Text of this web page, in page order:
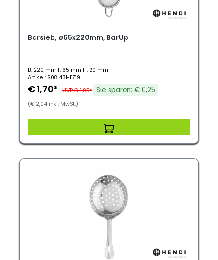
Barsieb, ø65x220mm, BarUp
B: 220 mm T: 65 mm H: 20 mm
Artikel: S08.43HI1719
€ 1,70* UVP € 1,95* Sie sparen: € 0,25
(€ 2,04 inkl. MwSt.)